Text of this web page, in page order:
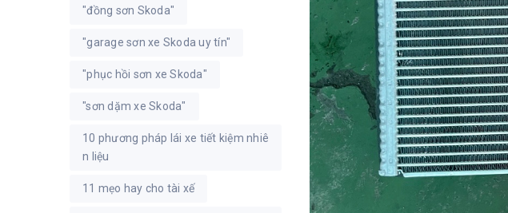
"đồng sơn Skoda"
"garage sơn xe Skoda uy tín"
"phục hồi sơn xe Skoda"
"sơn dặm xe Skoda"
10 phương pháp lái xe tiết kiệm nhiê
n liệu
11 mẹo hay cho tài xế